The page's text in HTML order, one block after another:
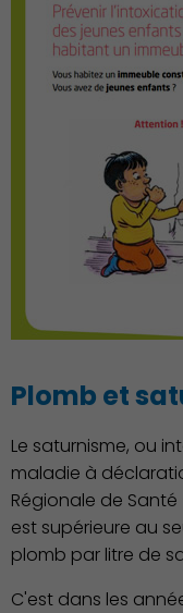
Plomb et
Le saturnisme, ou
maladie à
Régionale de Santé
est supérieure au
plomb par litre de
C'est dans les